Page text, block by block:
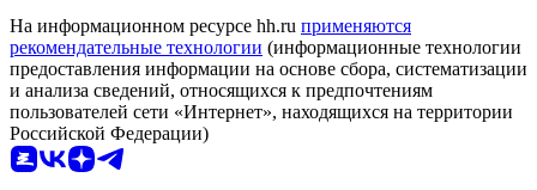
На информационном ресурсе hh.ru применяются
рекомендательные технологии (информационные технологии
предоставления информации на основе сбора, систематизации
и анализа сведений, относящихся к предпочтениям
пользователей сети «Интернет», находящихся на территории
Российской Федерации)